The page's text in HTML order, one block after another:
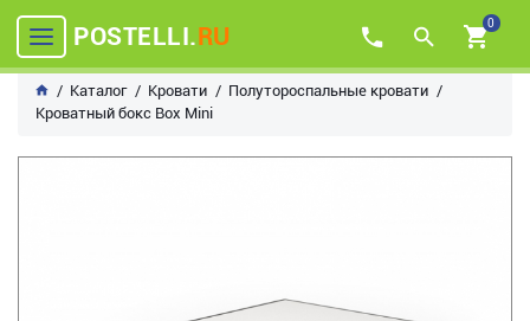
POSTELLI.RU 0
Каталог Кровати
Полутороспальные кровати
Кроватный бокс Box Mini